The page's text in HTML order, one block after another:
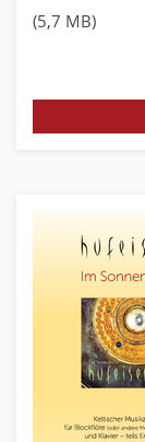
(5,7 MB)